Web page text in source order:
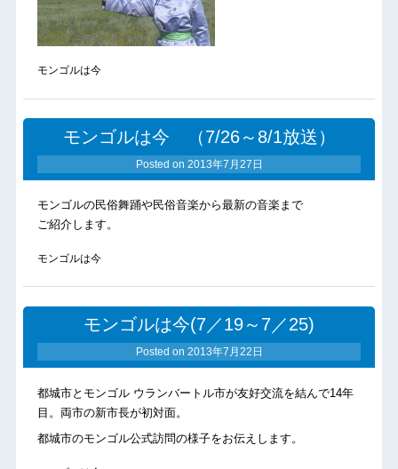
モンゴルは今
モンゴルは今 （7/26～8/1放送）
Posted on 2013年7月27日
モンゴルの民俗舞踊や民俗音楽から最新の音楽まで
ご紹介します。
モンゴルは今
モンゴルは今(7／19～7／25)
Posted on 2013年7月22日
都城市とモンゴル ウランバートル市が友好交流を結んで14年
目。両市の新市長が初対面。
都城市のモンゴル公式訪問の様子をお伝えします。